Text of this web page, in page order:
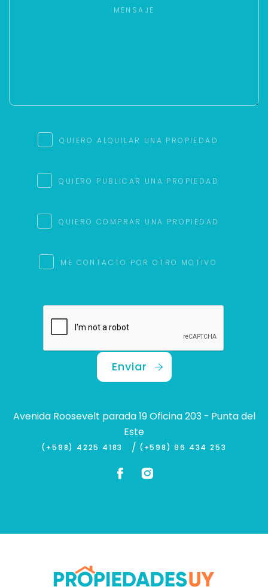
QUIERO ALQUILAR UNA PROPIEDAD
QUIERO PUBLICAR UNA PROPIEDAD
QUIERO COMPRAR UNA PROPIEDAD
ME CONTACTO POR OTRO MOTIVO
Enviar
Avenida Roosevelt parada 19 Oficina 203 - Punta del
Este
(+598) 4225 4183 / (+598) 96 434 253